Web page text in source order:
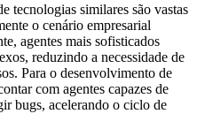
tecnologias similares são vastas
o cenário empresarial
agentes mais sofisticados
reduzindo a necessidade de
Para o desenvolvimento de
com agentes capazes de
bugs, acelerando o ciclo de